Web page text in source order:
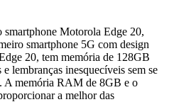
smartphone Motorola Edge 20,
smartphone 5G com design
20, tem memória de 128GB
lembranças inesquecíveis sem se
A memória RAM de 8GB e o
a melhor das